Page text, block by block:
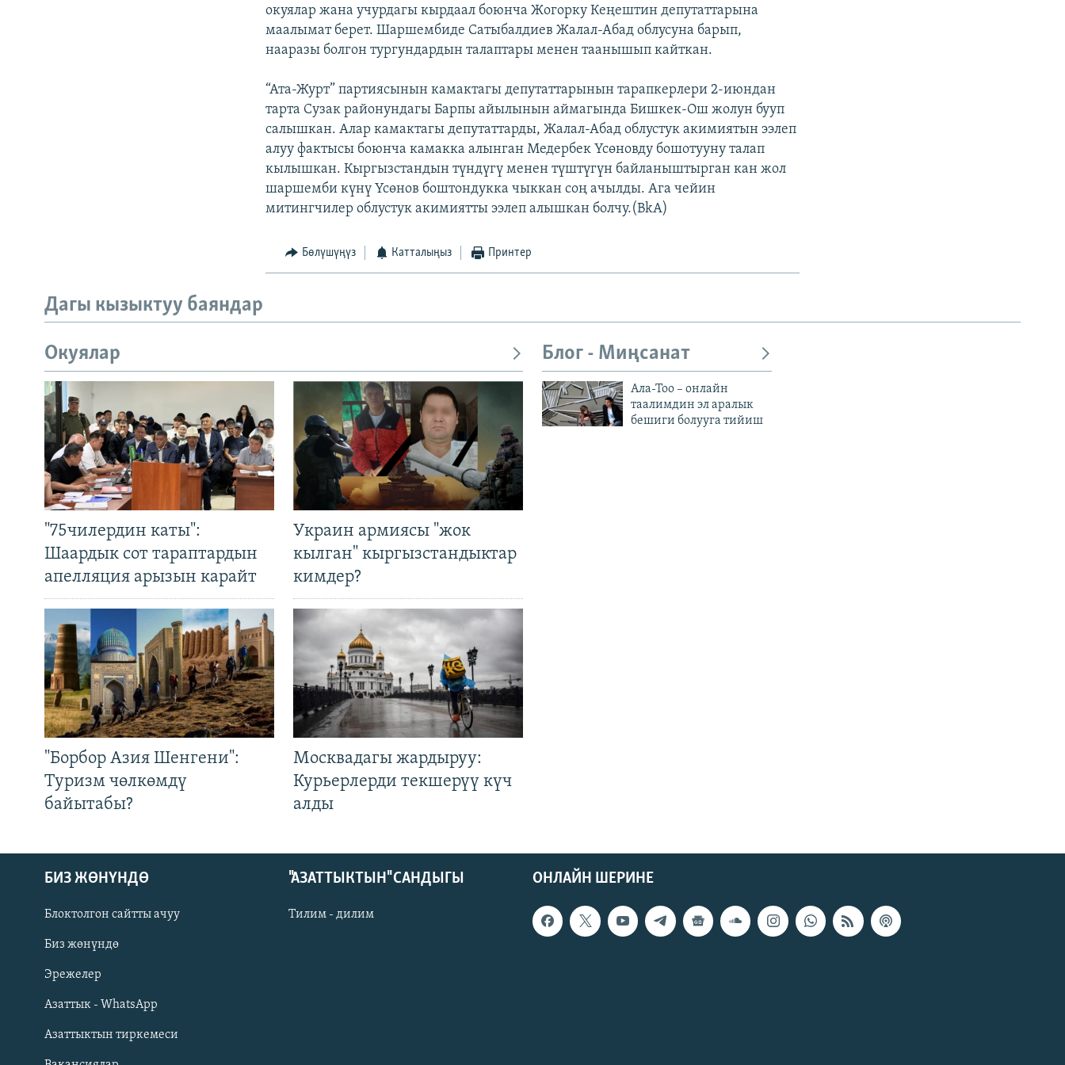
Русский
ОНЛАЙН ШЕРИНЕ
окуялар жана учурдагы кырдаал боюнча Жогорку Кеңештин депутаттарына
маалымат берет. Шаршембиде Сатыбалдиев Жалал-Абад облусуна барып,
нааразы болгон тургундардын талаптары менен таанышып кайткан.
“Ата-Журт” партиясынын камактагы депутаттарынын тарапкерлери 2-июндан
тарта Сузак районундагы Барпы айылынын аймагында Бишкек-Ош жолун бууп
салышкан. Алар камактагы депутаттарды, Жалал-Абад облустук акимиятын ээлеп
алуу фактысы боюнча камакка алынган Медербек Үсөновду бошотууну талап
кылышкан. Кыргызстандын түндүгү менен түштүгүн байланыштырган кан жол
шаршемби күнү Үсөнов боштондукка чыккан соң ачылды. Ага чейин
митингчилер облустук акимиятты ээлеп алышкан болчу.(BkA)
Бөлүшүңүз Катталыңыз Принтер
Дагы кызыктуу баяндар
Окуялар
"75чилердин каты":
Шаардык сот тараптардын
апелляция арызын карайт
Украин армиясы "жок
кылган" кыргызстандыктар
кимдер?
"Борбор Азия Шенгени":
Туризм чөлкөмдү
байытабы?
Москвадагы жардыруу:
Курьерлерди текшерүү күч
алды
Блог - Миңсанат
Ала-Тоо – онлайн
таалимдин эл аралык
бешиги болууга тийиш
ОНЛАЙН ШЕРИНЕ
БИЗ ЖӨНҮНДӨ
Блоктолгон сайтты ачуу
Биз жөнүндө
Эрежелер
Азаттык - WhatsApp
Азаттыктын тиркемеси
"АЗАТТЫКТЫН" САНДЫГЫ
Тилим - дилим